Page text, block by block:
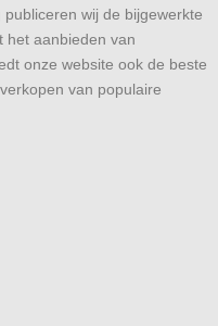
wij de bijgewerkte
het aanbieden van
onze website ook de beste
van populaire